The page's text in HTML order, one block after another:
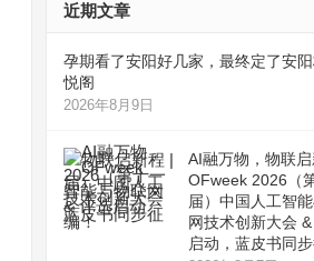
近期文章
孕期看了安阳好几家，最终定了安
悦阁
2026年8月9日
AI融万物，物联
OFweek 2026（
届）中国人工智
网技术创新大会
启动，蓝皮书同步